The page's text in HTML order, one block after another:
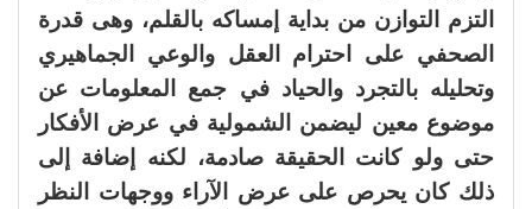
التزم التوازن من بداية إمساكه بالقلم، وهى قدرة
الصحفي على احترام العقل والوعي الجماهيري
وتحليله بالتجرد والحياد في جمع المعلومات عن
موضوع معين ليضمن الشمولية في عرض الأفكار
حتى ولو كانت الحقيقة صادمة، لكنه إضافة إلى
ذلك كان يحرص على عرض الآراء ووجهات النظر